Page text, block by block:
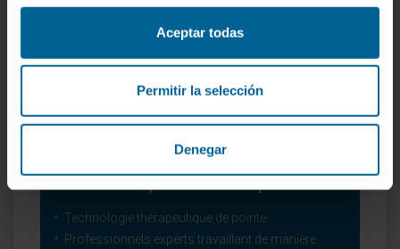
Aceptar todas
Permitir la selección
Denegar
Technologie thérapeutique de pointe.
Professionnels experts travaillant de manière